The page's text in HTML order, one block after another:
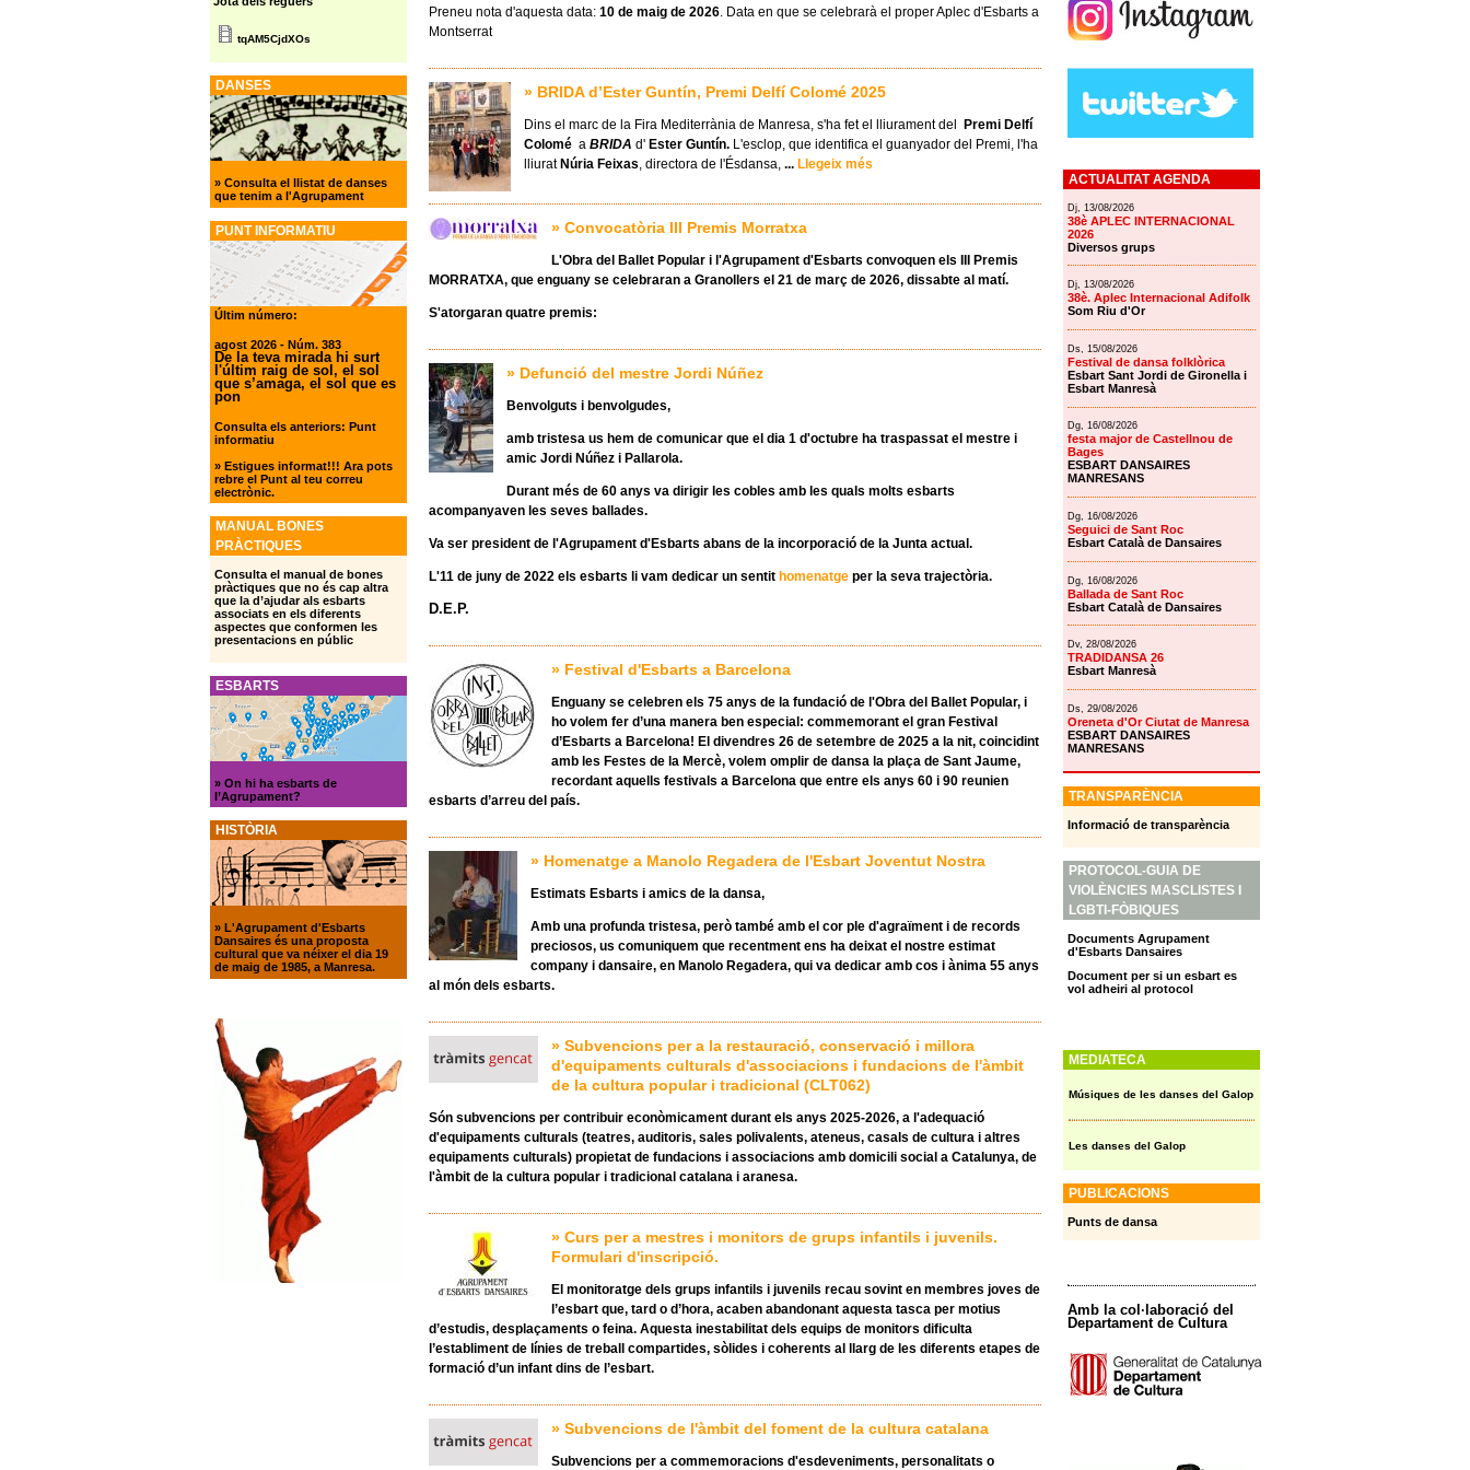
Preneu nota d'aquesta data: 10 de maig de 2026. Data en que se celebrarà el proper Aplec d'Esbarts a
Montserrat
» BRIDA d’Ester Guntín, Premi Delfí Colomé 2025
Dins el marc de la Fira Mediterrània de Manresa, s'ha fet el lliurament del
Premi Delfí
Colomé a BRIDA d' Ester Guntín. L'esclop, que identifica el guanyador del Premi, l'ha
lliurat Núria Feixas, directora de l'Ésdansa, ... Llegeix més
» Convocatòria III Premis Morratxa
L'Obra del Ballet Popular i l'Agrupament d'Esbarts convoquen els
III Premis
MORRATXA, que enguany se celebraran a Granollers el 21 de març de 2026, dissabte al matí.
S'atorgaran quatre premis:
» Defunció del mestre Jordi Núñez
Benvolguts i benvolgudes,
amb tristesa us hem de comunicar que el dia 1 d'octubre ha traspassat el mestre i
amic Jordi Núñez i Pallarola.
Durant més de 60 anys va dirigir les cobles amb les quals molts esbarts
acompanyaven les seves ballades.
Va ser president de l'Agrupament d'Esbarts abans de la incorporació de la Junta actual.
L'11 de juny de 2022 els esbarts li vam dedicar un sentit homenatge per la seva trajectòria.
D.E.P.
» Festival d'Esbarts a Barcelona
Enguany se celebren els 75 anys de la fundació de l'Obra del Ballet Popular, i
ho volem fer d’una manera ben especial: commemorant el gran Festival
d’Esbarts a Barcelona! El divendres 26 de setembre de 2025 a la nit, coincidint
amb les Festes de la Mercè, volem omplir de dansa la plaça de Sant Jaume,
recordant aquells festivals a Barcelona que entre els anys 60 i 90 reunien
esbarts d’arreu del país.
» Homenatge a Manolo Regadera de l'Esbart Joventut Nostra
Estimats Esbarts i amics de la dansa,
Amb una profunda tristesa, però també amb el cor ple d'agraïment i de records
preciosos, us comuniquem que recentment ens ha deixat el nostre estimat
company i dansaire, en Manolo Regadera, qui va dedicar amb cos i ànima 55 anys
al món dels esbarts.
» Subvencions per a la restauració, conservació i millora
d'equipaments culturals d'associacions i fundacions de l'àmbit
de la cultura popular i tradicional (CLT062)
Són subvencions per contribuir econòmicament durant els anys 2025-2026, a l'adequació
d'equipaments culturals (teatres, auditoris, sales polivalents, ateneus, casals de cultura i altres
equipaments culturals) propietat de fundacions i associacions amb domicili social a Catalunya, de
l'àmbit de la cultura popular i tradicional catalana i aranesa.
» Curs per a mestres i monitors de grups infantils i juvenils.
Formulari d'inscripció.
El monitoratge dels grups infantils i juvenils recau sovint en membres joves de
l’esbart que, tard o d’hora, acaben abandonant aquesta tasca per motius
d’estudis, desplaçaments o feina. Aquesta inestabilitat dels equips de monitors dificulta
l’establiment de línies de treball compartides, sòlides i coherents al llarg de les diferents etapes de
formació d’un infant dins de l’esbart.
» Subvencions de l'àmbit del foment de la cultura catalana
Subvencions per a commemoracions d'esdeveniments, personalitats o
tqAM5CjdXOs
DANSES
»Consulta el llistat de danses
que tenim a l'Agrupament
PUNT INFORMATIU
Últim número:
agost 2026 - Núm. 383
De la teva mirada hi surt
l'últim raig de sol, el sol
que s’amaga, el sol que es
pon
Consulta els anteriors: Punt
informatiu
»Estigues informat!!! Ara pots
rebre el Punt al teu correu
electrònic.
MANUAL BONES
PRÀCTIQUES
Consulta el manual de bones
pràctiques que no és cap altra
que la d’ajudar als esbarts
associats en els diferents
aspectes que conformen les
presentacions en públic
ESBARTS
»On hi ha esbarts de
l’Agrupament?
HISTÒRIA
» L'Agrupament d'Esbarts
Dansaires és una proposta
cultural que va néixer el dia 19
de maig de 1985, a Manresa.
ACTUALITAT AGENDA
Dj, 13/08/2026
38è APLEC INTERNACIONAL
2026
Diversos grups
Dj, 13/08/2026
38è. Aplec Internacional Adifolk
Som Riu d'Or
Ds, 15/08/2026
Festival de dansa folklòrica
Esbart Sant Jordi de Gironella i
Esbart Manresà
Dg, 16/08/2026
festa major de Castellnou de
Bages
ESBART DANSAIRES
MANRESANS
Dg, 16/08/2026
Seguici de Sant Roc
Esbart Català de Dansaires
Dg, 16/08/2026
Ballada de Sant Roc
Esbart Català de Dansaires
Dv, 28/08/2026
TRADIDANSA 26
Esbart Manresà
Ds, 29/08/2026
Oreneta d'Or Ciutat de Manresa
ESBART DANSAIRES
MANRESANS
TRANSPARÈNCIA
Informació de transparència
PROTOCOL-GUIA DE
VIOLÈNCIES MASCLISTES I
LGBTI-FÒBIQUES
Documents Agrupament
d'Esbarts Dansaires
Document per si un esbart es
vol adheiri al protocol
MEDIATECA
Músiques de les danses del Galop
Les danses del Galop
PUBLICACIONS
Punts de dansa
Amb la col·laboració del
Departament de Cultura